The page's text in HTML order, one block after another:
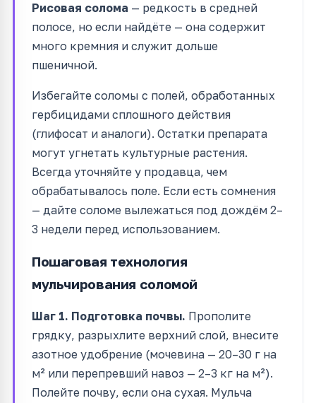
Рисовая солома — редкость в средней
полосе, но если найдёте — она содержит
много кремния и служит дольше
пшеничной.
Избегайте соломы с полей, обработанных
гербицидами сплошного действия
(глифосат и аналоги). Остатки препарата
могут угнетать культурные растения.
Всегда уточняйте у продавца, чем
обрабатывалось поле. Если есть сомнения
— дайте соломе вылежаться под дождём 2–
3 недели перед использованием.
Пошаговая технология
мульчирования соломой
Шаг 1. Подготовка почвы. Прополите
грядку, разрыхлите верхний слой, внесите
азотное удобрение (мочевина — 20–30 г на
м² или перепревший навоз — 2–3 кг на м²).
Полейте почву, если она сухая. Мульча